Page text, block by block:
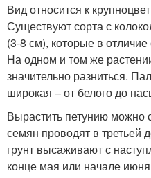
Вид относится к
Существуют сорта с
(3-8 см), которые в
На одном и том же
значительно разниться.
широкая – от белого до
Вырастить петунию
семян проводят в третьей
грунт высаживают с
конце мая или начале